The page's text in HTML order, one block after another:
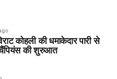
कोहली की धमाकेदार पारी से
की शुरुआत